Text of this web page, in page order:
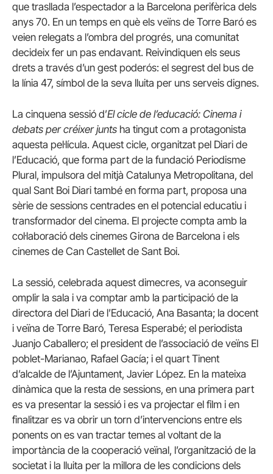
que trasllada l’espectador a la Barcelona perifèrica dels
anys 70. En un temps en què els veïns de Torre Baró es
veien relegats a l’ombra del progrés, una comunitat
decideix fer un pas endavant. Reivindiquen els seus
drets a través d’un gest poderós: el segrest del bus de
la línia 47, símbol de la seva lluita per uns serveis dignes.
La cinquena sessió d’El cicle de l’educació: Cinema i
debats per créixer junts ha tingut com a protagonista
aquesta pel·lícula. Aquest cicle, organitzat pel Diari de
l’Educació, que forma part de la fundació Periodisme
Plural, impulsora del mitjà Catalunya Metropolitana, del
qual Sant Boi Diari també en forma part, proposa una
sèrie de sessions centrades en el potencial educatiu i
transformador del cinema. El projecte compta amb la
col·laboració dels cinemes Girona de Barcelona i els
cinemes de Can Castellet de Sant Boi.
La sessió, celebrada aquest dimecres, va aconseguir
omplir la sala i va comptar amb la participació de la
directora del Diari de l’Educació, Ana Basanta; la docent
i veïna de Torre Baró, Teresa Esperabé; el periodista
Juanjo Caballero; el president de l’associació de veïns El
poblet-Marianao, Rafael Gacía; i el quart Tinent
d’alcalde de l’Ajuntament, Javier López. En la mateixa
dinàmica que la resta de sessions, en una primera part
es va presentar la sessió i es va projectar el film i en
finalitzar es va obrir un torn d’intervencions entre els
ponents on es van tractar temes al voltant de la
importància de la cooperació veïnal, l’organització de la
societat i la lluita per la millora de les condicions dels